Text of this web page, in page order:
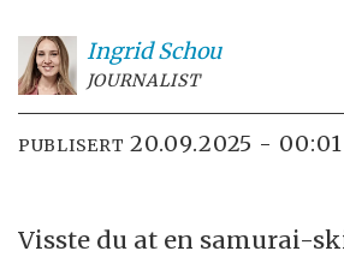
Ingrid Schou
JOURNALIST
PUBLISERT 20.09.2025 - 00:01
Visste du at en samurai-